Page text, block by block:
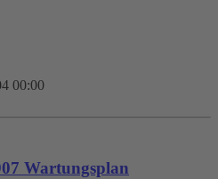
00:00
Wartungsplan